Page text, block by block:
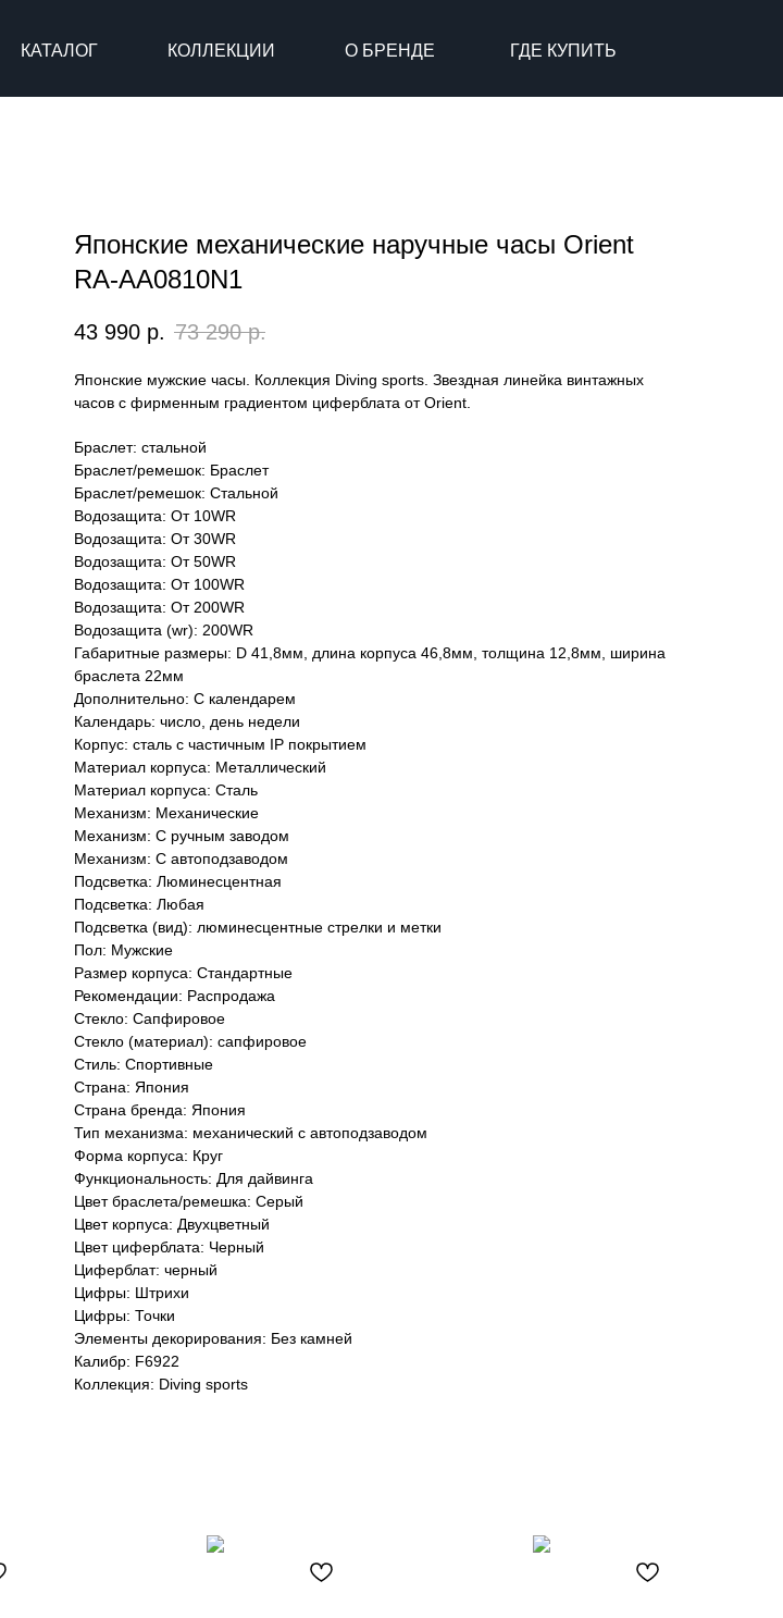
ГДЕ КУПИТЬ
О БРЕНДЕ
КОЛЛЕКЦИИ
КАТАЛОГ
Японские механические наручные часы Orient
RA-AA0810N1
43 990 р. 73 290 р.
Японские мужские часы. Коллекция Diving sports. Звездная линейка винтажных
часов с фирменным градиентом циферблата от Orient.
Браслет: стальной
Браслет/ремешок: Браслет
Браслет/ремешок: Стальной
Водозащита: От 10WR
Водозащита: От 30WR
Водозащита: От 50WR
Водозащита: От 100WR
Водозащита: От 200WR
Водозащита (wr): 200WR
Габаритные размеры: D 41,8мм, длина корпуса 46,8мм, толщина 12,8мм, ширина
браслета 22мм
Дополнительно: С календарем
Календарь: число, день недели
Корпус: сталь с частичным IP покрытием
Материал корпуса: Металлический
Материал корпуса: Сталь
Механизм: Механические
Механизм: С ручным заводом
Механизм: С автоподзаводом
Подсветка: Люминесцентная
Подсветка: Любая
Подсветка (вид): люминесцентные стрелки и метки
Пол: Мужские
Размер корпуса: Стандартные
Рекомендации: Распродажа
Стекло: Сапфировое
Стекло (материал): сапфировое
Стиль: Спортивные
Страна: Япония
Страна бренда: Япония
Тип механизма: механический с автоподзаводом
Форма корпуса: Круг
Функциональность: Для дайвинга
Цвет браслета/ремешка: Серый
Цвет корпуса: Двухцветный
Цвет циферблата: Черный
Циферблат: черный
Цифры: Штрихи
Цифры: Точки
Элементы декорирования: Без камней
Калибр: F6922
Коллекция: Diving sports